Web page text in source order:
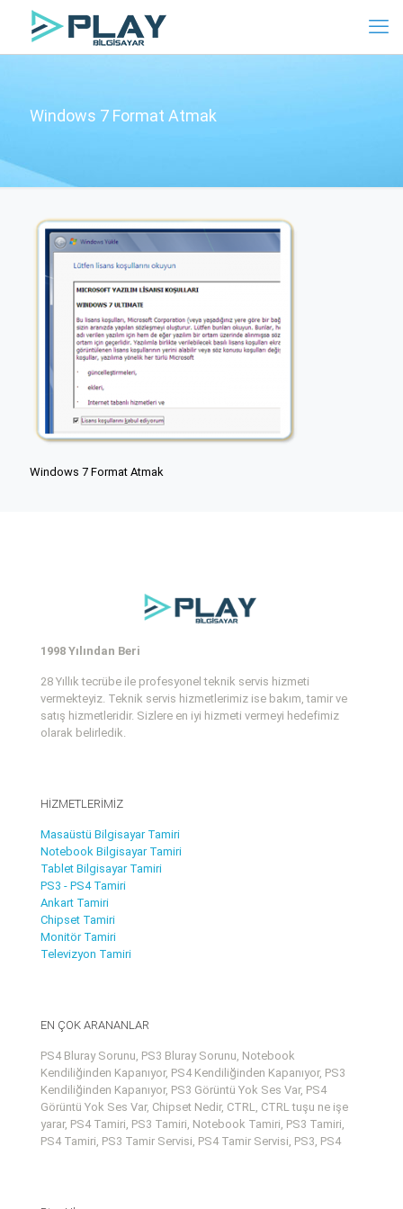
Windows 7 Format Atmak
Windows 7 Format Atmak
1998 Yılından Beri
28 Yıllık tecrübe ile profesyonel teknik servis hizmeti
vermekteyiz. Teknik servis hizmetlerimiz ise bakım, tamir ve
satış hizmetleridir. Sizlere en iyi hizmeti vermeyi hedefimiz
olarak belirledik.
HİZMETLERİMİZ
Masaüstü Bilgisayar Tamiri
Notebook Bilgisayar Tamiri
Tablet Bilgisayar Tamiri
PS3 - PS4 Tamiri
Ankart Tamiri
Chipset Tamiri
Monitör Tamiri
Televizyon Tamiri
EN ÇOK ARANANLAR
PS4 Bluray Sorunu, PS3 Bluray Sorunu, Notebook
Kendiliğinden Kapanıyor, PS4 Kendiliğinden Kapanıyor, PS3
Kendiliğinden Kapanıyor, PS3 Görüntü Yok Ses Var, PS4
Görüntü Yok Ses Var, Chipset Nedir, CTRL, CTRL tuşu ne işe
yarar, PS4 Tamiri, PS3 Tamiri, Notebook Tamiri, PS3 Tamiri,
PS4 Tamiri, PS3 Tamir Servisi, PS4 Tamir Servisi, PS3, PS4